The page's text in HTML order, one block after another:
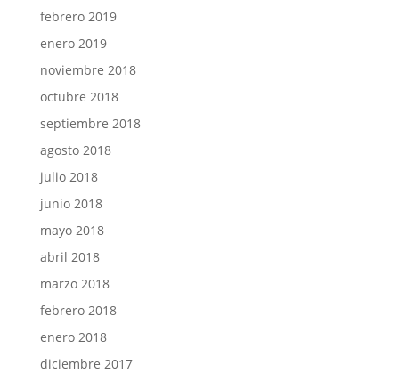
febrero 2019
enero 2019
noviembre 2018
octubre 2018
septiembre 2018
agosto 2018
julio 2018
junio 2018
mayo 2018
abril 2018
marzo 2018
febrero 2018
enero 2018
diciembre 2017